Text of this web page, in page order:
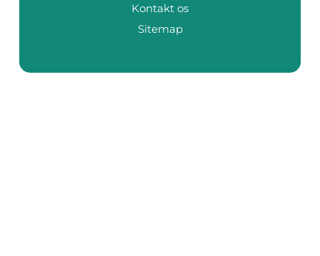
Kontakt os
Sitemap